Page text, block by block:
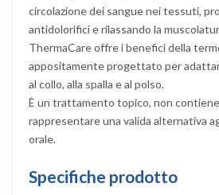
circolazione dei sangue nei tessuti,
antidolorifici e rilassando la
ThermaCare offre i benefici della
appositamente progettato per
al collo, alla spalla e al polso.
È un trattamento topico, non
rappresentare una valida alternativa
orale.
Specifiche prodotto